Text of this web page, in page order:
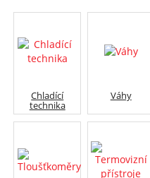
Chladící
technika
Váhy